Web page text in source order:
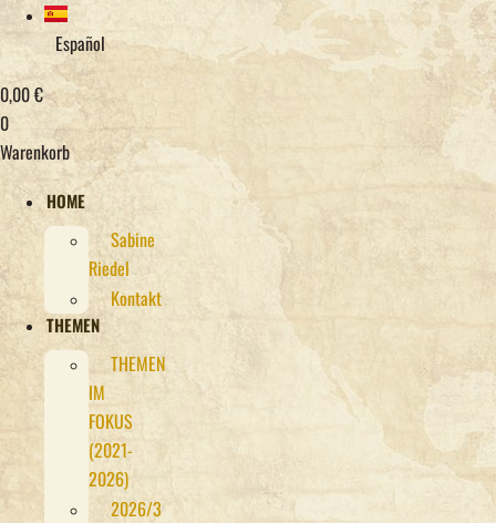
Español
0,00€
0
Warenkorb
HOME
Sabine
Riedel
Kontakt
THEMEN
THEMEN
IM
FOKUS
(2021-
2026)
2026/3